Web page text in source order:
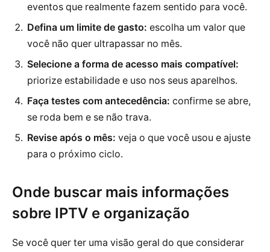
eventos que realmente fazem sentido para você.
Defina um limite de gasto: escolha um valor que
você não quer ultrapassar no mês.
Selecione a forma de acesso mais compatível:
priorize estabilidade e uso nos seus aparelhos.
Faça testes com antecedência: confirme se abre,
se roda bem e se não trava.
Revise após o mês: veja o que você usou e ajuste
para o próximo ciclo.
Onde buscar mais informações
sobre IPTV e organização
Se você quer ter uma visão geral do que considerar